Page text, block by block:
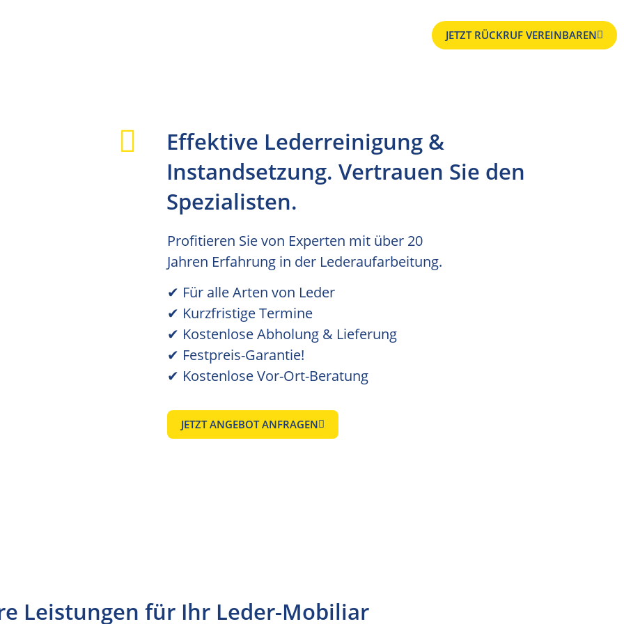
JETZT RÜCKRUF VEREINBAREN
Effektive Lederreinigung &
Instandsetzung. Vertrauen Sie den
Spezialisten.
Profitieren Sie von Experten mit über 20
Jahren Erfahrung in der Lederaufarbeitung.
✔︎ Für alle Arten von Leder
✔︎ Kurzfristige Termine
✔︎ Kostenlose Abholung & Lieferung
✔︎ Festpreis-Garantie!
✔︎ Kostenlose Vor-Ort-Beratung
JETZT ANGEBOT ANFRAGEN
Leistungen für Ihr Leder-Mobiliar